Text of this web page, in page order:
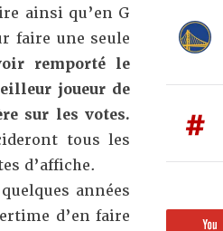
ainsi qu’en G
faire une seule
remporté le
joueur de
sur les votes.
tous les
d’affiche.
années
d’en faire